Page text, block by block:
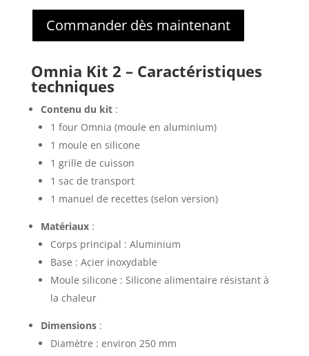
Commander dès maintenant
Omnia Kit 2 – Caractéristiques
techniques
Contenu du kit:
1 four Omnia (moule en aluminium)
1 moule en silicone
1 grille de cuisson
1 sac de transport
1 manuel de recettes (selon version)
Matériaux:
Corps principal : Aluminium
Base : Acier inoxydable
Moule silicone : Silicone alimentaire résistant à
la chaleur
Dimensions:
Diamètre : environ 250 mm